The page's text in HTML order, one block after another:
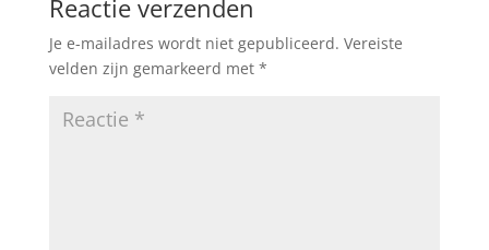
Reactie verzenden
Je e-mailadres wordt niet gepubliceerd. Vereiste
velden zijn gemarkeerd met *